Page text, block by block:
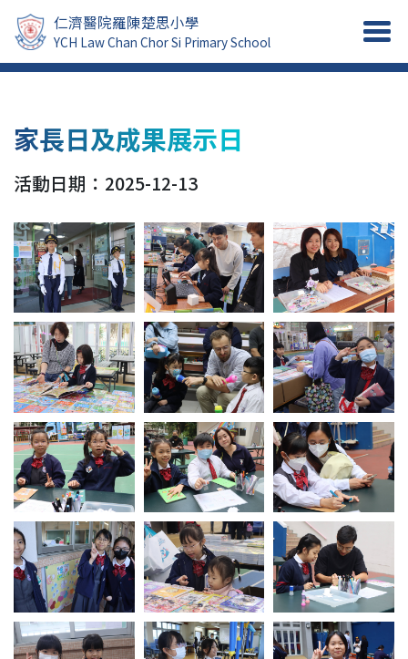
仁濟醫院羅陳楚思小學
YCH Law Chan Chor Si Primary School
家長日及成果展示日
活動日期：2025-12-13